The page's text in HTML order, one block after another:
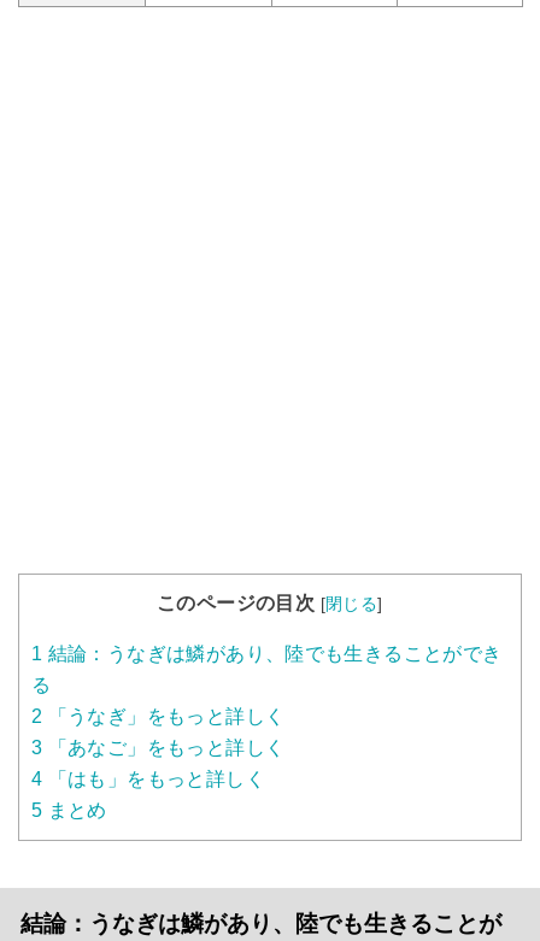
このページの目次 [閉じる]
1 結論：うなぎは鱗があり、陸でも生きることができ
る
2 「うなぎ」をもっと詳しく
3 「あなご」をもっと詳しく
4 「はも」をもっと詳しく
5 まとめ
結論：うなぎは鱗があり、陸でも生きることが